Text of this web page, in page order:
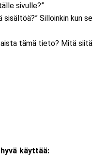
sivulle?”
Silloinkin kun se
tämä tieto? Mitä siitä
käyttää: